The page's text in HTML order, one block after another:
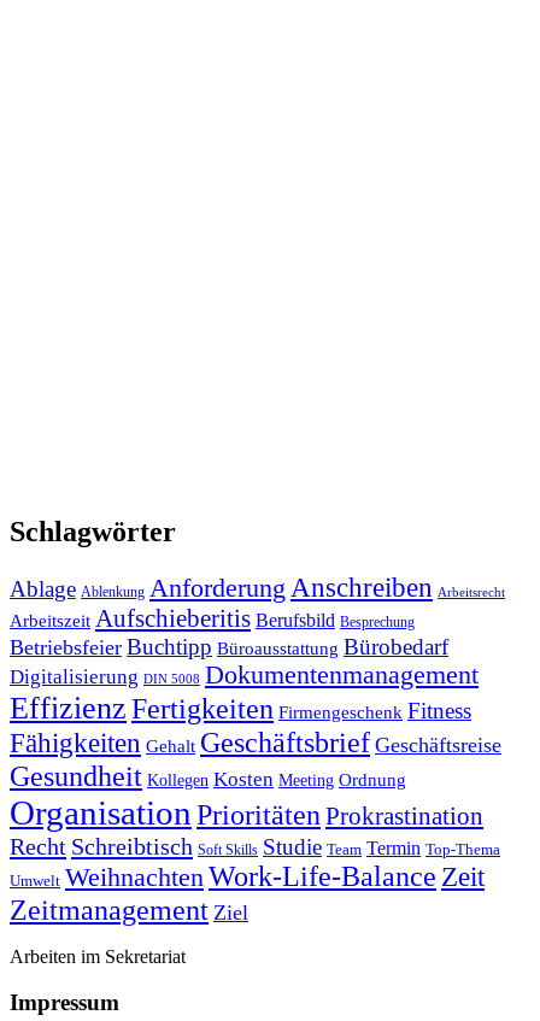
Schlagwörter
Ablage Ablenkung Anforderung Anschreiben Arbeitsrecht
Arbeitszeit Aufschieberitis Berufsbild Besprechung
Betriebsfeier Buchtipp Büroausstattung Bürobedarf
Digitalisierung DIN 5008 Dokumentenmanagement
EffizienzFertigkeiten Firmengeschenk Fitness
Fähigkeiten Gehalt Geschäftsbrief Geschäftsreise
Gesundheit Kollegen Kosten Meeting Ordnung
Organisation Prioritäten Prokrastination
Recht Schreibtisch Soft Skills Studie Team Termin Top-Thema
Umwelt Weihnachten Work-Life-Balance Zeit
Zeitmanagement Ziel
Arbeiten im Sekretariat
Impressum